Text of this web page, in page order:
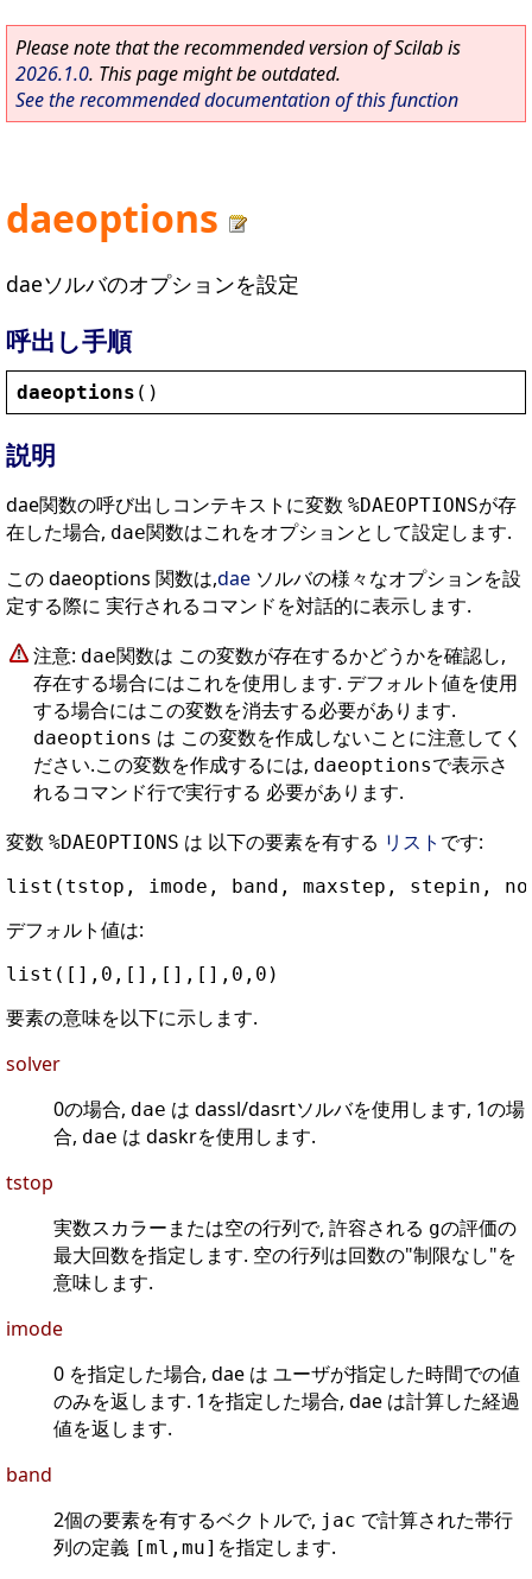
Please note that the recommended version of Scilab is
2026.1.0. This page might be outdated.
See the recommended documentation of this function
daeoptions
daeソルバのオプションを設定
呼出し手順
daeoptions ()
説明
dae関数の呼び出しコンテキストに変数 %DAEOPTIONSが存
在した場合, dae関数はこれをオプションとして設定します.
この daeoptions 関数は,dae ソルバの様々なオプションを設
定する際に 実行されるコマンドを対話的に表示します.
注意: dae関数は この変数が存在するかどうかを確認し,
存在する場合にはこれを使用します. デフォルト値を使用
する場合にはこの変数を消去する必要があります.
daeoptions は この変数を作成しないことに注意してく
ださい.この変数を作成するには, daeoptionsで表示さ
れるコマンド行で実行する 必要があります.
変数 %DAEOPTIONS は 以下の要素を有する リスト です:
デフォルト値は:
要素の意味を以下に示します.
solver
0の場合, dae は dassl/dasrtソルバを使用します, 1の場
合, dae は daskrを使用します.
tstop
実数スカラーまたは空の行列で, 許容される gの評価の
最大回数を指定します. 空の行列は回数の"制限なし"を
意味します.
imode
0 を指定した場合, dae は ユーザが指定した時間での値
のみを返します. 1を指定した場合, dae は計算した経過
値を返します.
band
2個の要素を有するベクトルで, jac で計算された帯行
列の定義 [ml,mu] を指定します.